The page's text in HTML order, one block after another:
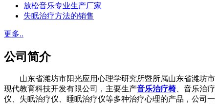
放松音乐专业生产厂家
失眠治疗方法的销售
更多..
公司简介
山东省潍坊市阳光应用心理学研究所暨所属山东省潍坊市
现代教育科技开发有限公司，主要生产音乐治疗椅、音乐治疗
仪、失眠治疗仪、睡眠治疗仪等多种治疗心理的产品，公司一